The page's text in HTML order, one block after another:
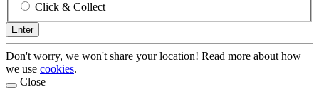
Click & Collect
Enter
Don't worry, we won't share your location! Read more about how
we use cookies.
Close